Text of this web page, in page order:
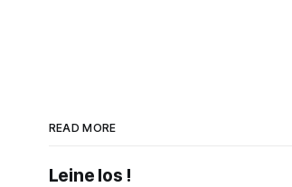
READ MORE
Leine los !